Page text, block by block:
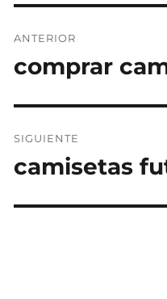
de
ANTERIOR
Entrada
comprar
SIGUIENTE
Entrada
camisetas